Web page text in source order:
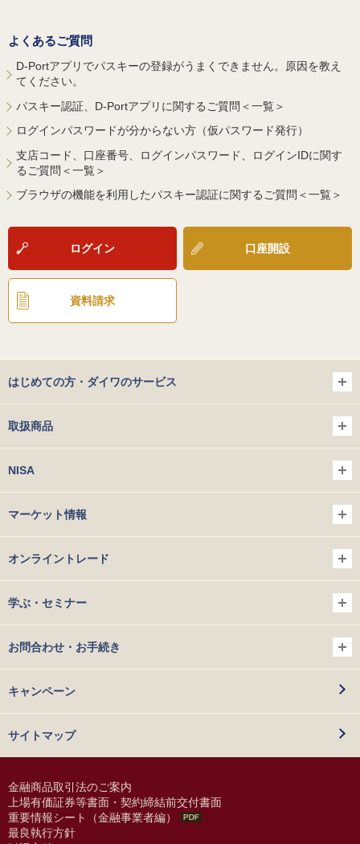
よくあるご質問
D-Portアプリでパスキーの登録がうまくできません。原因を教え
てください。
パスキー認証、D-Portアプリに関するご質問＜一覧＞
ログインパスワードが分からない方（仮パスワード発行）
支店コード、口座番号、ログインパスワード、ログインIDに関す
るご質問＜一覧＞
ブラウザの機能を利用したパスキー認証に関するご質問＜一覧＞
ログイン 口座開設
資料請求
はじめての方・ダイワのサービス
取扱商品
NISA
マーケット情報
オンライントレード
学ぶ・セミナー
お問合わせ・お手続き
キャンペーン
サイトマップ
金融商品取引法のご案内
上場有価証券等書面・契約締結前交付書面
重要情報シート（金融事業者編）
最良執行方針